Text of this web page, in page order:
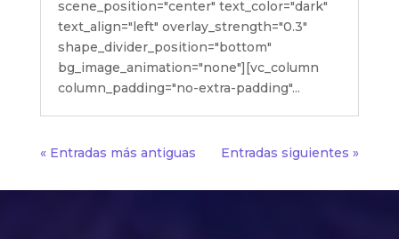
scene_position="center" text_color="dark"
text_align="left" overlay_strength="0.3"
shape_divider_position="bottom"
bg_image_animation="none"][vc_column
column_padding="no-extra-padding"...
« Entradas más antiguas Entradas siguientes »